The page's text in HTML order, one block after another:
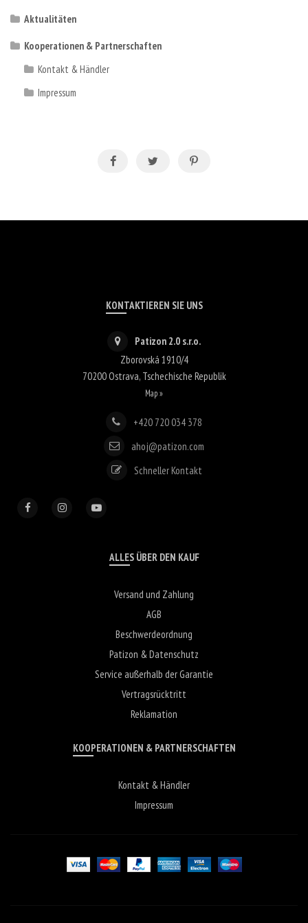
Aktualitäten
Kooperationen & Partnerschaften
Kontakt & Händler
Impressum
KONTAKTIEREN SIE UNS
Patizon 2.0 s.r.o.
Zborovská 1910/4
70200Ostrava, Tschechische Republik
Map »
+420 720 034 378
ahoj@patizon.com
Schneller Kontakt
ALLES ÜBER DEN KAUF
Versand und Zahlung
AGB
Beschwerdeordnung
Patizon & Datenschutz
Service außerhalb der Garantie
Vertragsrücktritt
Reklamation
KOOPERATIONEN & PARTNERSCHAFTEN
Kontakt & Händler
Impressum